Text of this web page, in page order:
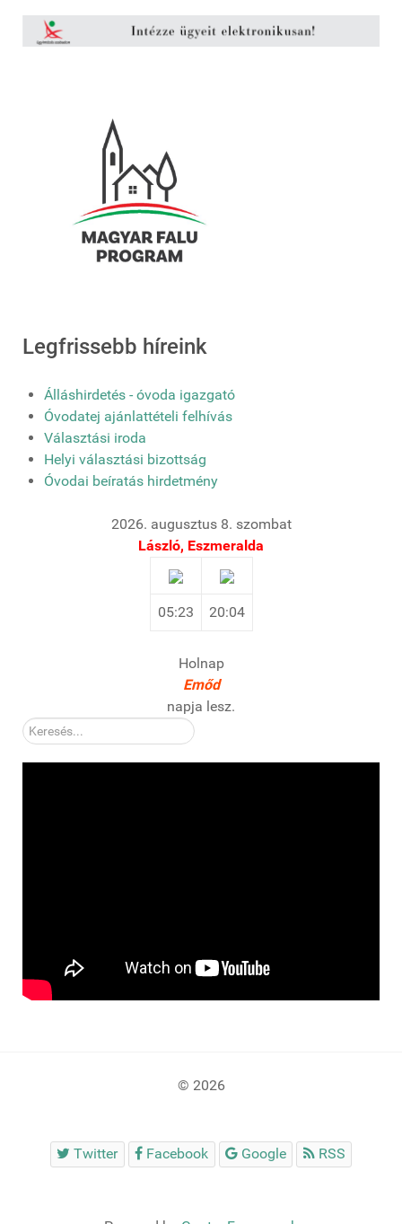
Legfrissebb híreink
Álláshirdetés - óvoda igazgató
Óvodatej ajánlattételi felhívás
Választási iroda
Helyi választási bizottság
Óvodai beíratás hirdetmény
2026. augusztus 8. szombat
László, Eszmeralda
05:23 20:04
Holnap
Emőd
napja lesz.
Kereső:
© 2026
Twitter Facebook Google RSS